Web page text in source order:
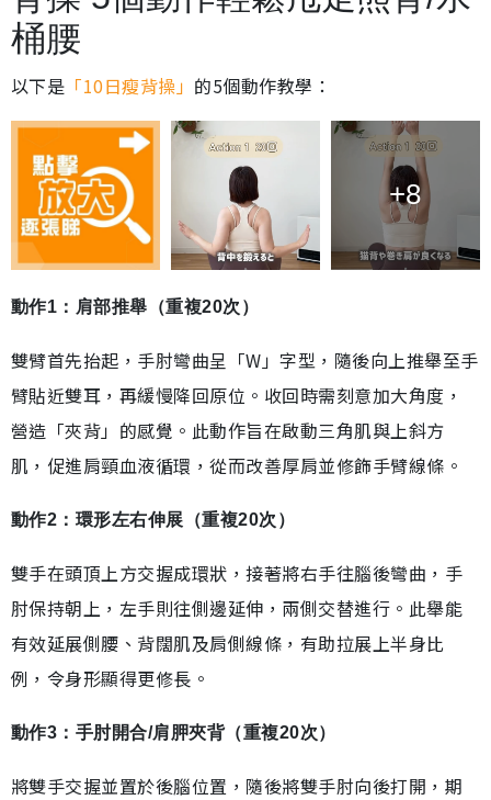
桶腰
以下是 「10日瘦背操」 的5個動作教學：
+8
動作1：肩部推舉（重複20次）
雙臂首先抬起，手肘彎曲呈「W」字型，隨後向上推舉至手
臂貼近雙耳，再緩慢降回原位。收回時需刻意加大角度，
營造「夾背」的感覺。此動作旨在啟動三角肌與上斜方
肌，促進肩頸血液循環，從而改善厚肩並修飾手臂線條。
動作2：環形左右伸展（重複20次）
雙手在頭頂上方交握成環狀，接著將右手往腦後彎曲，手
肘保持朝上，左手則往側邊延伸，兩側交替進行。此舉能
有效延展側腰、背闊肌及肩側線條，有助拉展上半身比
例，令身形顯得更修長。
動作3：手肘開合/肩胛夾背（重複20次）
將雙手交握並置於後腦位置，隨後將雙手肘向後打開，期